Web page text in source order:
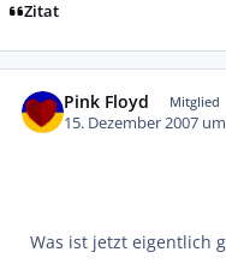
Zitat
Pink Floyd Mitglied
15. Dezember 2007
Was ist jetzt eigentlich